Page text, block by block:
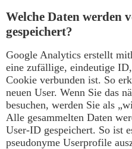
Welche Daten werden
gespeichert?
Google Analytics erstellt
eine zufällige, eindeutige
Cookie verbunden ist. So
neuen User. Wenn Sie das
besuchen, werden Sie als
Alle gesammelten Daten
User-ID gespeichert. So ist
pseudonyme Userprofile